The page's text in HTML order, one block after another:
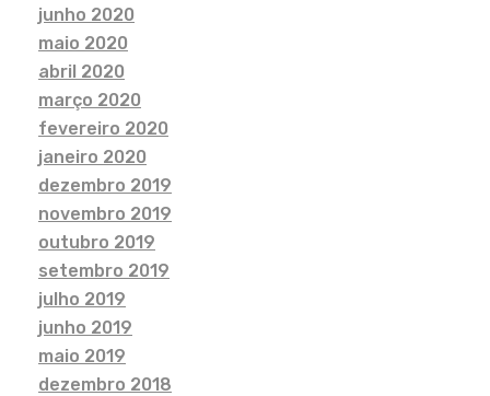
junho 2020
maio 2020
abril 2020
março 2020
fevereiro 2020
janeiro 2020
dezembro 2019
novembro 2019
outubro 2019
setembro 2019
julho 2019
junho 2019
maio 2019
dezembro 2018